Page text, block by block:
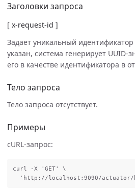
Заголовки запроса
[ x-request-id ]
Задает уникальный идентификатор
указан, система генерирует UUID-
его в качестве идентификатора в
Тело запроса
Тело запроса отсутствует.
Примеры
cURL-запрос:
curl -X 'GET' \